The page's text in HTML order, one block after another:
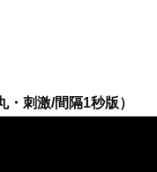
刺激/間隔1秒版）